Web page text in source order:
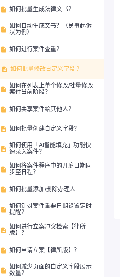
 如何批量生成法律文书？
 如何自动生成文书？（民事起诉
状为例）
 如何进行案件查重？
 如何批量修改自定义字段 ？
 如何在列表上单个修改/批量修改
案件当前阶段？
 如何共享案件给其他人？
 如何批量创建自定义字段？
 如何使用「AI智能填充」功能快
速录入案件？
 如何将案件程序中的开庭日期同
步至日程？
 如何批量添加/删除办理人
 如何针对案件重要日期设置定时
提醒？
 如何进行立案冲突检索【律所
版】？
 如何申请立案【律所版】？
 如何减少页面的自定义字段展示
数量？